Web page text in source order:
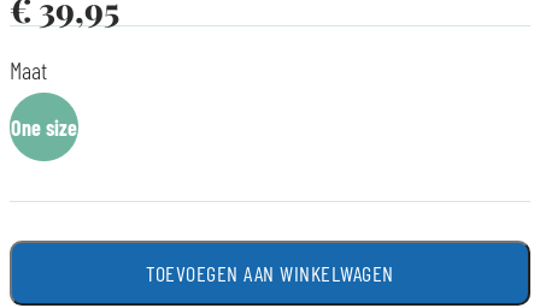
€ 39,95
Maat
One size
TOEVOEGEN AAN WINKELWAGEN